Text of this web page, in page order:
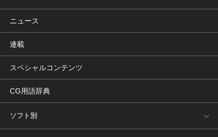
ニュース
連載
スペシャルコンテンツ
CG用語辞典
ソフト別